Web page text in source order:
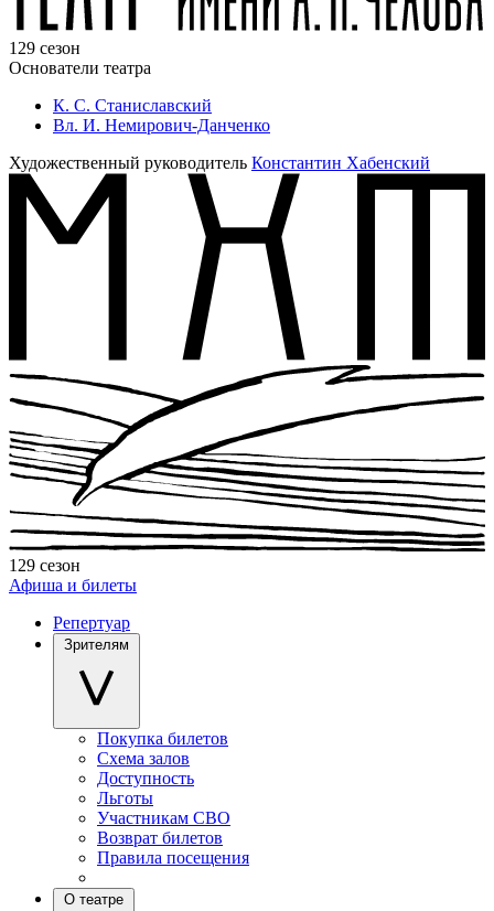
129 сезон
Основатели театра
К. С. Станиславский
Вл. И. Немирович-Данченко
Художественный руководитель Константин Хабенский
129 сезон
Афиша и билеты
Репертуар
Зрителям
Покупка билетов
Схема залов
Доступность
Льготы
Участникам СВО
Возврат билетов
Правила посещения
О театре